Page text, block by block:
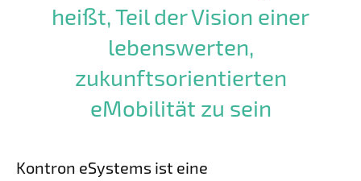
heißt, Teil der Vision einer
lebenswerten,
zukunftsorientierten
eMobilität zu sein
Kontron eSystems ist eine